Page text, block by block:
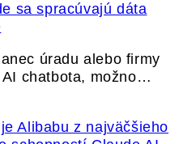
sa spracúvajú dáta
úradu alebo firmy
chatbota, možno…